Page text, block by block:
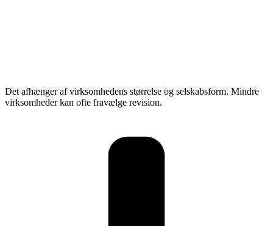
Det afhænger af virksomhedens størrelse og selskabsform. Mindre
virksomheder kan ofte fravælge revision.